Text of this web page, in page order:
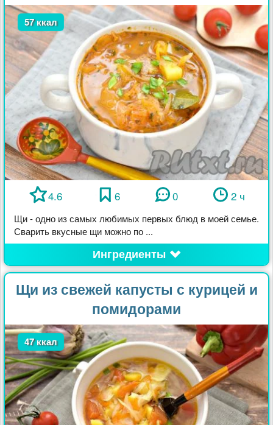
57 ккал
4.6 6 0 2 ч
Щи - одно из самых любимых первых блюд в моей семье.
Сварить вкусные щи можно по ...
Ингредиенты
Щи из свежей капусты с курицей и
помидорами
47 ккал